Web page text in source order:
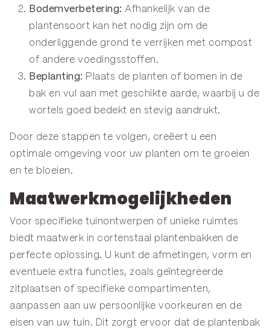
Bodemverbetering: Afhankelijk van de
plantensoort kan het nodig zijn om de
onderliggende grond te verrijken met compost
of andere voedingsstoffen.
Beplanting: Plaats de planten of bomen in de
bak en vul aan met geschikte aarde, waarbij u de
wortels goed bedekt en stevig aandrukt.
Door deze stappen te volgen, creëert u een
optimale omgeving voor uw planten om te groeien
en te bloeien.
Maatwerkmogelijkheden
Voor specifieke tuinontwerpen of unieke ruimtes
biedt maatwerk in cortenstaal plantenbakken de
perfecte oplossing. U kunt de afmetingen, vorm en
eventuele extra functies, zoals geïntegreerde
zitplaatsen of specifieke compartimenten,
aanpassen aan uw persoonlijke voorkeuren en de
eisen van uw tuin. Dit zorgt ervoor dat de plantenbak